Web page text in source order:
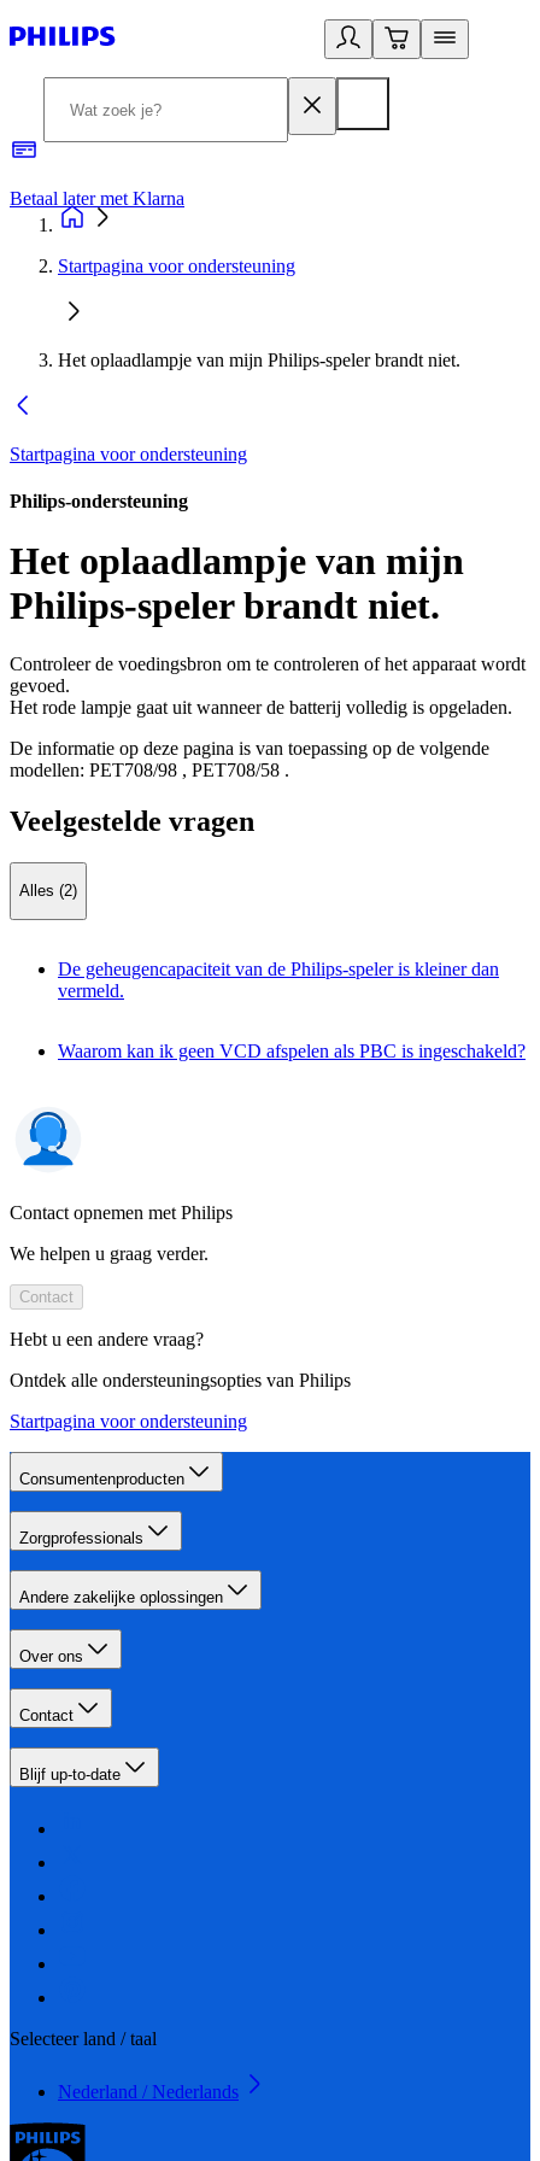
Betaal later met Klarna
Startpagina voor ondersteuning
Het oplaadlampje van mijn Philips-speler brandt niet.
Startpagina voor ondersteuning
Philips-ondersteuning
Het oplaadlampje van mijn
Philips-speler brandt niet.
Controleer de voedingsbron om te controleren of het apparaat wordt
gevoed.
Het rode lampje gaat uit wanneer de batterij volledig is opgeladen.
De informatie op deze pagina is van toepassing op de volgende
modellen: PET708/98 , PET708/58 .
Veelgestelde vragen
Alles (2)
De geheugencapaciteit van de Philips-speler is kleiner dan
vermeld.
Waarom kan ik geen VCD afspelen als PBC is ingeschakeld?
Contact opnemen met Philips
We helpen u graag verder.
Contact
Hebt u een andere vraag?
Ontdek alle ondersteuningsopties van Philips
Startpagina voor ondersteuning
Consumentenproducten
Zorgprofessionals
Andere zakelijke oplossingen
Over ons
Contact
Blijf up-to-date
Selecteer land / taal
Nederland / Nederlands